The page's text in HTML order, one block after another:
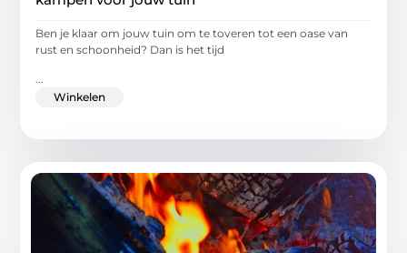
Ben je klaar om jouw tuin om te toveren tot een oase van
rust en schoonheid? Dan is het tijd
...
Winkelen